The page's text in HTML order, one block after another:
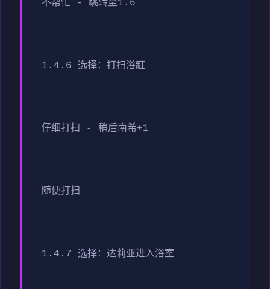
不帮忙 - 跳转至1.6
1.4.6 选择：打扫浴缸
仔细打扫 - 稍后南希+1
随便打扫
1.4.7 选择：达莉亚进入浴室